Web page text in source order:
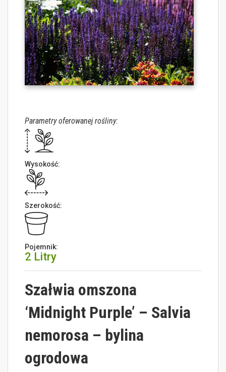
Parametry oferowanej rośliny:
Wysokość:
Szerokość:
Pojemnik:
2 Litry
Szałwia omszona
‘Midnight Purple’ – Salvia
nemorosa – bylina
ogrodowa